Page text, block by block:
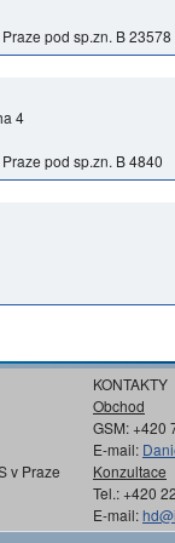
pod sp.zn. B 23578
4
pod sp.zn. B 4840
v Praze
KONTAKTY
Obchod
GSM: +420
E-mail:
Konzultace
Tel.: +420
E-mail: